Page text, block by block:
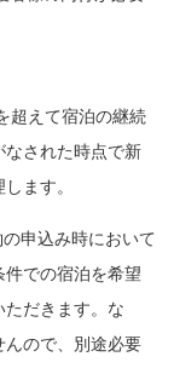
超えて宿泊の継続
された時点で新
ます。
申込み時において
での宿泊を希望
だきます。な
ので、別途必要